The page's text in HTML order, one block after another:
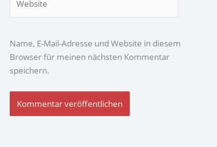
Name, E-Mail-Adresse und Website in diesem
Browser für meinen nächsten Kommentar
speichern.